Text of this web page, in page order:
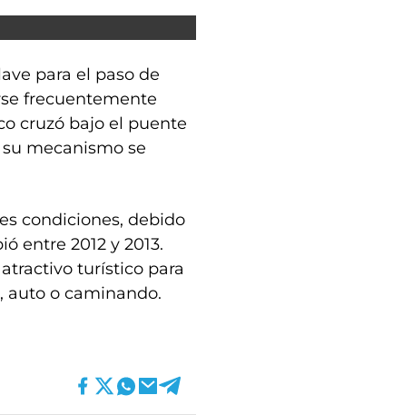
para el paso de
frecuentemente
cruzó bajo el puente
mecanismo se
condiciones, debido
entre 2012 y 2013.
turístico para
auto o caminando.